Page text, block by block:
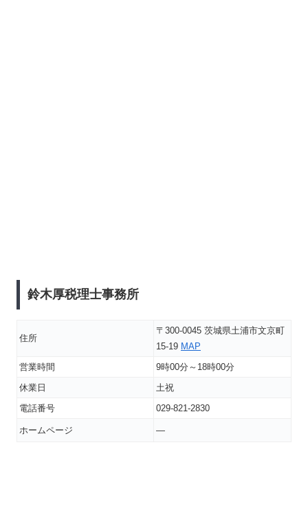
鈴木厚税理士事務所
住所
〒300-0045 茨城県土浦市文京町
15-19 MAP
営業時間
9時00分～18時00分
休業日
土祝
電話番号
029-821-2830
ホームページ ―